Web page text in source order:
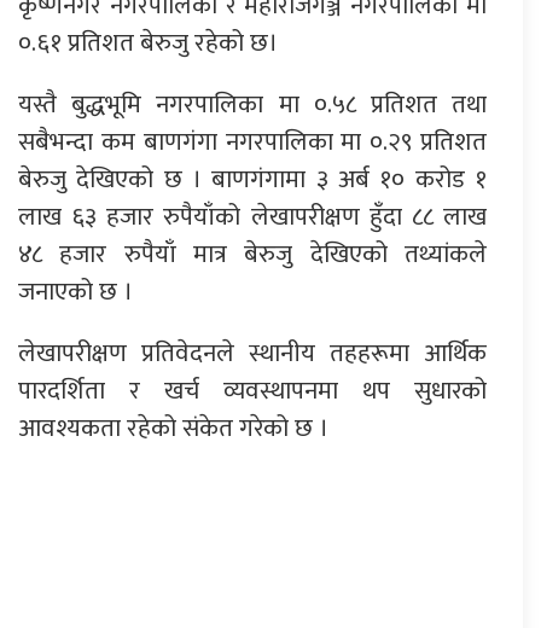
०.६१ प्रतिशत बेरुजु रहेको छ।
यस्तै बुद्धभूमि नगरपालिका मा ०.५८ प्रतिशत तथा
सबैभन्दा कम बाणगंगा नगरपालिका मा ०.२९ प्रतिशत
बेरुजु देखिएको छ । बाणगंगामा ३ अर्ब १० करोड १
लाख ६३ हजार रुपैयाँको लेखापरीक्षण हुँदा ८८ लाख
४८ हजार रुपैयाँ मात्र बेरुजु देखिएको तथ्यांकले
जनाएको छ ।
लेखापरीक्षण प्रतिवेदनले स्थानीय तहहरूमा आर्थिक
पारदर्शिता र खर्च व्यवस्थापनमा थप सुधारको
आवश्यकता रहेको संकेत गरेको छ ।